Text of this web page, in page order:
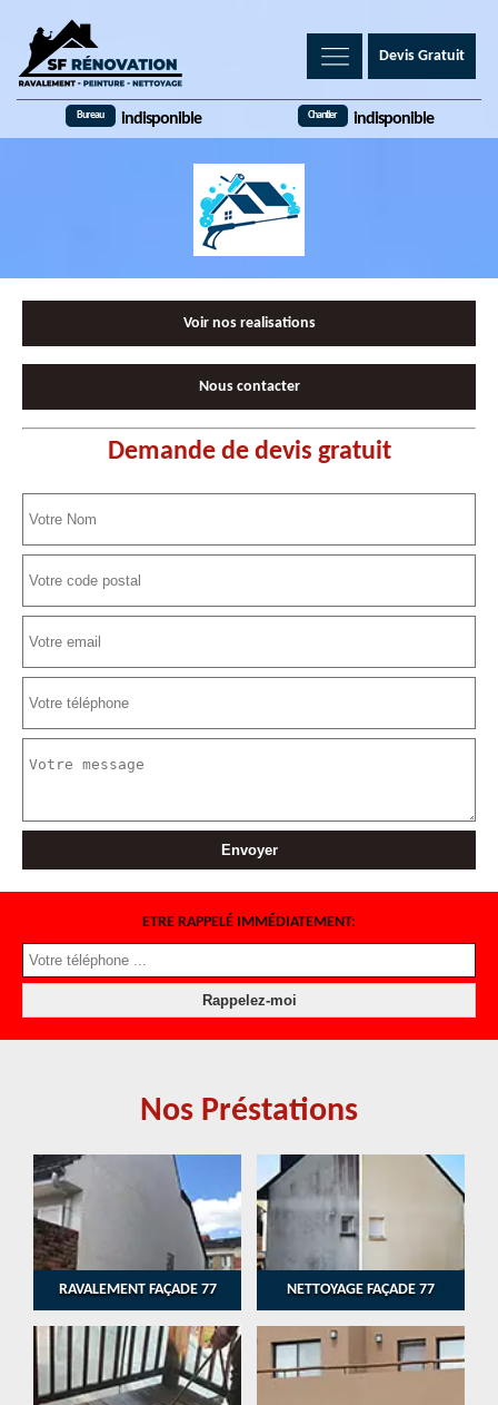
Devis Gratuit
Bureau indisponible Chantier indisponible
Voir nos realisations
Nous contacter
Demande de devis gratuit
ETRE RAPPELÉ IMMÉDIATEMENT:
Nos Préstations
RAVALEMENT FAÇADE 77 NETTOYAGE FAÇADE 77